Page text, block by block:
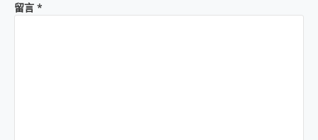
留言 *